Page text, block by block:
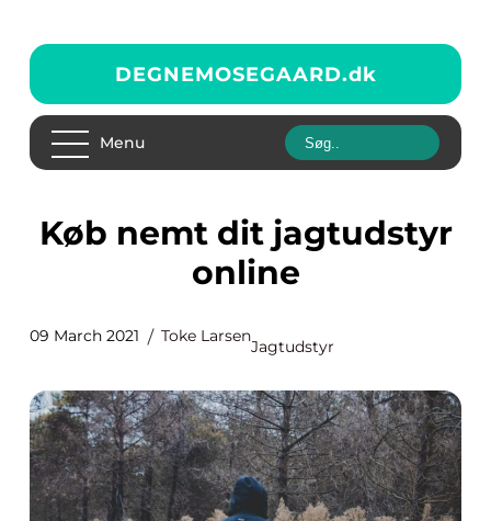
DEGNEMOSEGAARD.dk
Menu
Køb nemt dit jagtudstyr
online
09 March 2021 Toke Larsen
Jagtudstyr